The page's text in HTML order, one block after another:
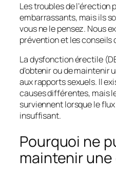
Les troubles de l’érection
embarrassants, mais ils
vous ne le pensez. Nous
prévention et les conseils
La dysfonction érectile
d’obtenir ou de maintenir
aux rapports sexuels. Il
causes différentes, mais
surviennent lorsque le
insuffisant.
Pourquoi ne
maintenir